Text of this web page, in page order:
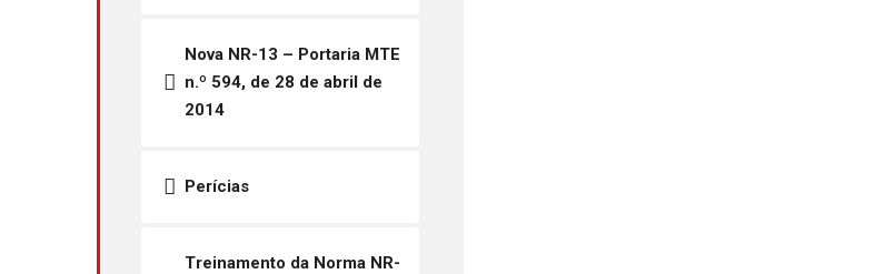
Nova NR-13 – Portaria MTE
n.º 594, de 28 de abril de
2014
Perícias
Treinamento da Norma NR-